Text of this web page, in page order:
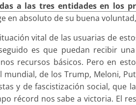
a las tres entidades en los
en absoluto de su buena
vital de las usuarias de
es que puedan recibir
recursos básicos. Pero en
mundial, de los Trump, Meloni,
y de fascistización social, que
récord nos sabe a victoria. El